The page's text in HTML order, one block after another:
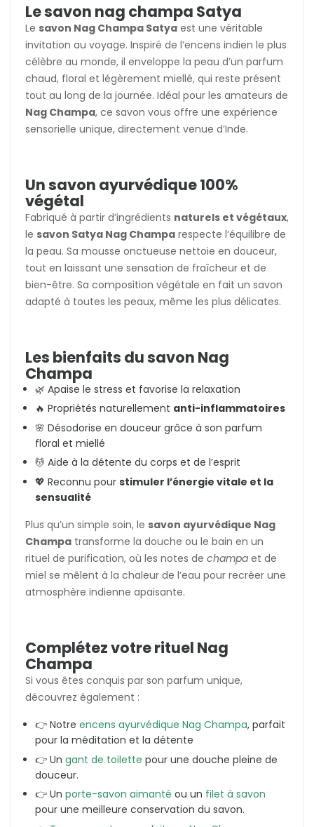
Le savon nag champa Satya
Le savon Nag Champa Satya est une véritable
invitation au voyage. Inspiré de l’encens indien le plus
célèbre au monde, il enveloppe la peau d’un parfum
chaud, floral et légèrement miellé, qui reste présent
tout au long de la journée. Idéal pour les amateurs de
Nag Champa, ce savon vous offre une expérience
sensorielle unique, directement venue d’Inde.
Un savon ayurvédique 100%
végétal
Fabriqué à partir d’ingrédients naturels et végétaux,
le savon Satya Nag Champa respecte l’équilibre de
la peau. Sa mousse onctueuse nettoie en douceur,
tout en laissant une sensation de fraîcheur et de
bien-être. Sa composition végétale en fait un savon
adapté à toutes les peaux, même les plus délicates.
Les bienfaits du savon Nag
Champa
🌿 Apaise le stress et favorise la relaxation
🔥 Propriétés naturellement anti-inflammatoires
🌸 Désodorise en douceur grâce à son parfum
floral et miellé
💆 Aide à la détente du corps et de l’esprit
💖 Reconnu pour stimuler l’énergie vitale et la
sensualité
Plus qu’un simple soin, le savon ayurvédique Nag
Champa transforme la douche ou le bain en un
rituel de purification, où les notes de champa et de
miel se mêlent à la chaleur de l’eau pour recréer une
atmosphère indienne apaisante.
Complétez votre rituel Nag
Champa
Si vous êtes conquis par son parfum unique,
découvrez également :
👉 Notre encens ayurvédique Nag Champa, parfait
pour la méditation et la détente
👉 Un gant de toilette pour une douche pleine de
douceur.
👉 Un porte-savon aimanté ou un filet à savon
pour une meilleure conservation du savon.